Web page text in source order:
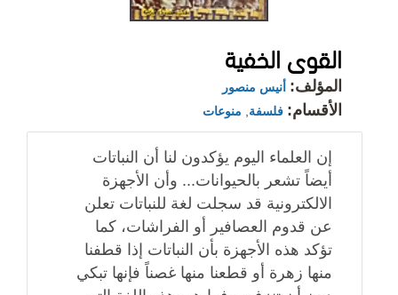
القوى الخفية
المؤلف: أنيس منصور
الأقسام: فلسفة منوعات
إن العلماء اليوم يؤكدون لنا أن النباتات
أيضاً تشعر بالحيوانات... وأن الأجهزة
الالكترونية قد سجلت لغة للنباتات تعلن
عن قدوم العصافير أو الفراشات، كما
تؤكد هذه الأجهزة بأن النباتات إذا قطفنا
منها زهرة أو قطعنا منها غصناً فإنها تبكي